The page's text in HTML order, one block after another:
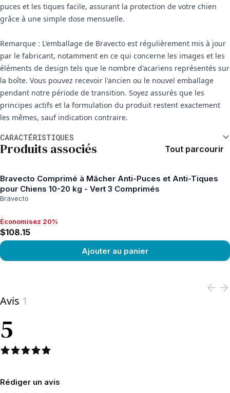
puces et les tiques facile, assurant la protection de votre chien
grâce à une simple dose mensuelle.
Remarque : L'emballage de Bravecto est régulièrement mis à jour
par le fabricant, notamment en ce qui concerne les images et les
éléments de design tels que le nombre d'acariens représentés sur
la boîte. Vous pouvez recevoir l'ancien ou le nouvel emballage
pendant notre période de transition. Soyez assurés que les
principes actifs et la formulation du produit restent exactement
les mêmes, sauf indication contraire.
CARACTÉRISTIQUES
Produits associés Tout parcourir
Bravecto Comprimé à Mâcher Anti-Puces et Anti-Tiques
pour Chiens 10-20 kg - Vert 3 Comprimés
Bravecto
Économisez 20%, $108.15
Économisez 20%
$108.15
Ajouter au panier
Avis 1
5
Rédiger un avis